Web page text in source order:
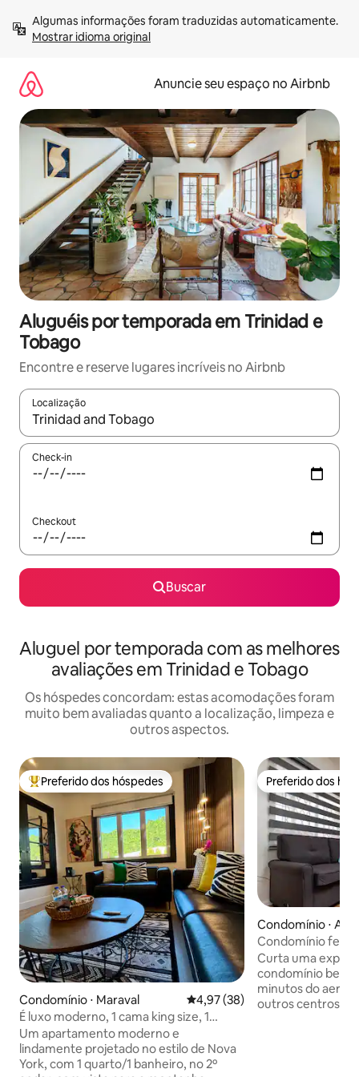
para
Mostrar idioma original
Anuncie seu espaço no Airbnb
Aluguéis por temporada em Trinidad e
Tobago
Encontre e reserve lugares incríveis no Airbnb
Localização
Quando os resultados estiverem disponíveis, explore-os
Check-in
Checkout
Buscar
Aluguel por temporada com as melhores
avaliações em Trinidad e Tobago
Os hóspedes concordam: estas acomodações foram
muito bem avaliadas quanto a localização, limpeza e
outros aspectos.
Entre os melhores preferidos dos hóspedes
Preferido dos hóspedes
Condomínio ⋅ Maraval 4,97 de uma avaliação média
4,97 (38)
É luxo moderno, 1 cama king size, 1
banheiro com vista
Um apartamento moderno e
lindamente projetado no estilo de Nova
York, com 1 quarto/1 banheiro, no 2º
Preferido dos
Preferido dos
Condomínio ⋅
Condomínio
quarto perto do
Curta uma
condomínio bem-
minutos do
outros centros